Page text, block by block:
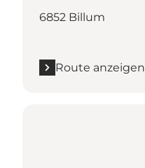
6852 Billum
Route anzeigen